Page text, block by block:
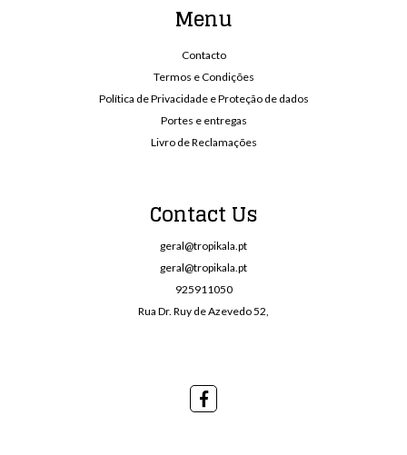
Menu
Contacto
Termos e Condições
Política de Privacidade e Proteção de dados
Portes e entregas
Livro de Reclamações
Contact Us
geral@tropikala.pt
geral@tropikala.pt
925911050
Rua Dr. Ruy de Azevedo 52,